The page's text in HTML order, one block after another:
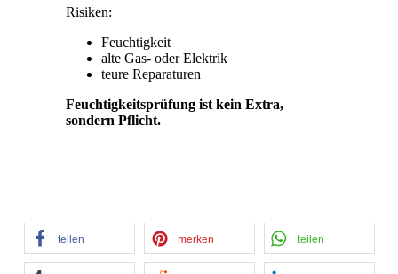
Risiken:
Feuchtigkeit
alte Gas- oder Elektrik
teure Reparaturen
Feuchtigkeitsprüfung ist kein Extra,
sondern Pflicht.
teilen merken teilen